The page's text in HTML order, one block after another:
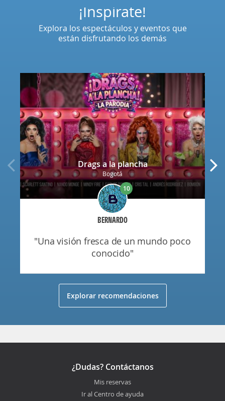
Drags a la plancha
Bogotá
BERNARDO
10
"una visión fresca de un mundo poco
conocido"
¡Inspírate!
Explora los espectáculos y eventos que
están disfrutando los demás
Explorar recomendaciones
¿Dudas? Contáctanos
Mis reservas
Ir al Centro de ayuda